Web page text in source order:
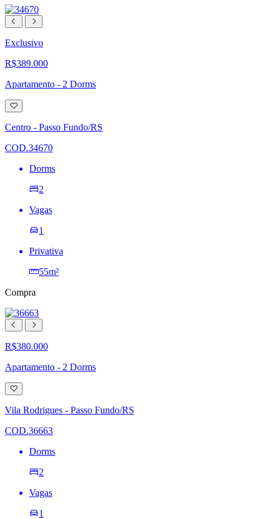
Exclusivo
R$389.000
Apartamento - 2 Dorms
Adicionar
à
lista
de
Centro - Passo Fundo/RS
COD.34670
Dorms
2
Vagas
1
Privativa
55m²
Compra
R$380.000
Apartamento - 2 Dorms
Adicionar
à
lista
de
Vila Rodrigues - Passo Fundo/RS
COD.36663
Dorms
2
Vagas
1